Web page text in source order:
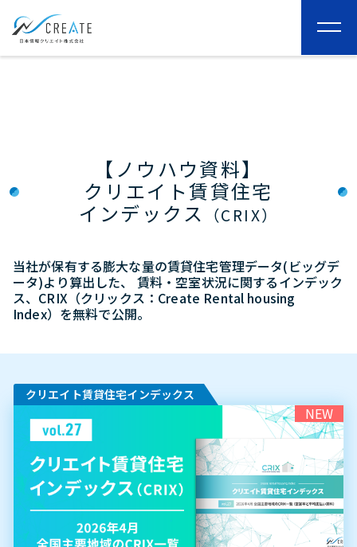
【ノウハウ資料】
クリエイト賃貸住宅
インデックス
（CRIX）
当社が保有する膨大な量の賃貸住宅管理データ(ビッグデ
ータ)より算出した、
賃料・空室状況に関するインデック
ス、CRIX（クリックス：Create Rental housing
Index）を無料で公開。
NEW
クリエイト賃貸住宅インデックス